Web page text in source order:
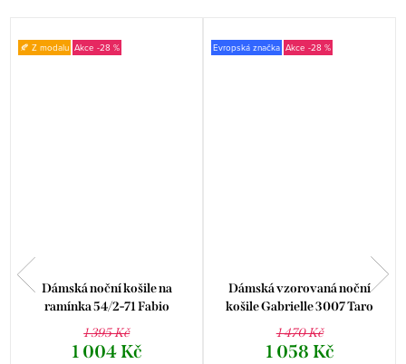
🍂 Z modalu -28 %
Dámská noční košile na
ramínka 54/2-71 Fabio
1 395 Kč
1 004 Kč
Evropská značka -28 %
Dámská vzorovaná noční
košile Gabrielle 3007 Taro
1 470 Kč
1 058 Kč